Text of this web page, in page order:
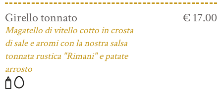
Girello tonnato
Magatello di vitello cotto in crosta
di sale e aromi con la nostra salsa
tonnata rustica "Rimani" e patate
arrosto
€ 17.00